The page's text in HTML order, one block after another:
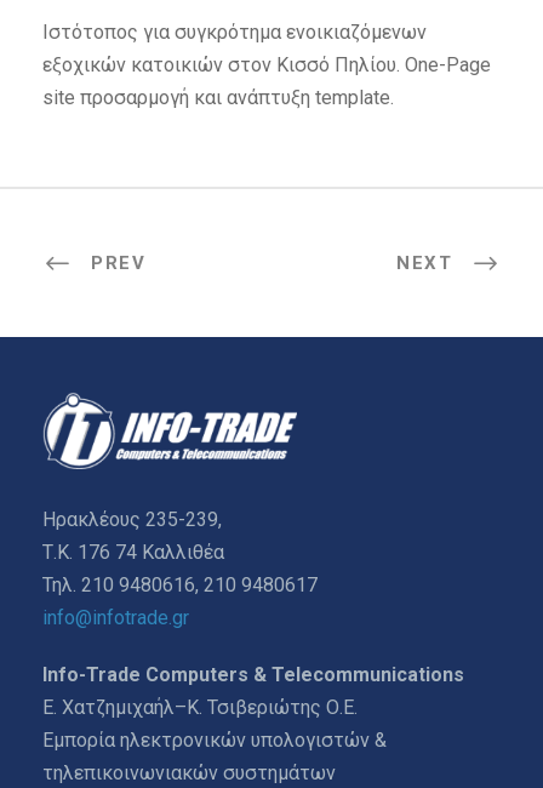
Ιστότοπος για συγκρότημα ενοικιαζόμενων
εξοχικών κατοικιών στον Κισσό Πηλίου. One-Page
site προσαρμογή και ανάπτυξη template.
PREV NEXT
Ηρακλέους 235-239,
Τ.Κ. 176 74 Καλλιθέα
Τηλ. 210 9480616, 210 9480617
info@infotrade.gr
Info-Trade Computers & Telecommunications
Ε. Χατζημιχαήλ–Κ. Τσιβεριώτης Ο.Ε.
Εμπορία ηλεκτρονικών υπολογιστών &
τηλεπικοινωνιακών συστημάτων